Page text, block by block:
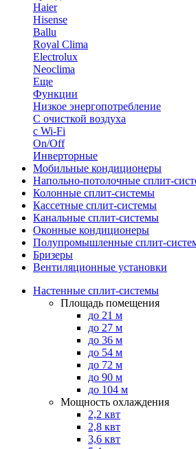
Haier
Hisense
Ballu
Royal Clima
Electrolux
Neoclima
Еще
Функции
Низкое энергопотребление
С очисткой воздуха
с Wi-Fi
On/Off
Инверторные
Мобильные кондиционеры
Напольно-потолоч​ные ​сплит-
Колонные ​​сплит-системы
Кассетные сплит-системы
Канальные сплит-системы
Оконные кондиционеры
Полупромышленные сплит-
Бризеры
Вентиляционные установки
Настенные сплит-системы
Площадь помещения
до 21 м
до 27 м
до 36 м
до 54 м
до 72 м
до 90 м
до 104 м
Мощность охлаждения
2,2 квт
2,8 квт
3,6 квт